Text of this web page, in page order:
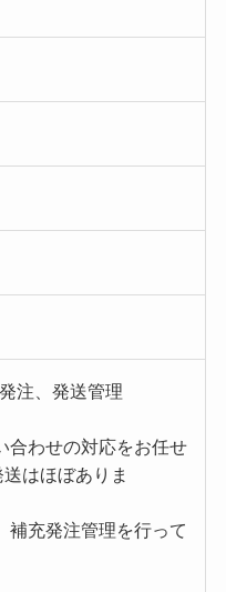
注、発送管理
合わせの対応をお任せ
はほぼありま
補充発注管理を行って